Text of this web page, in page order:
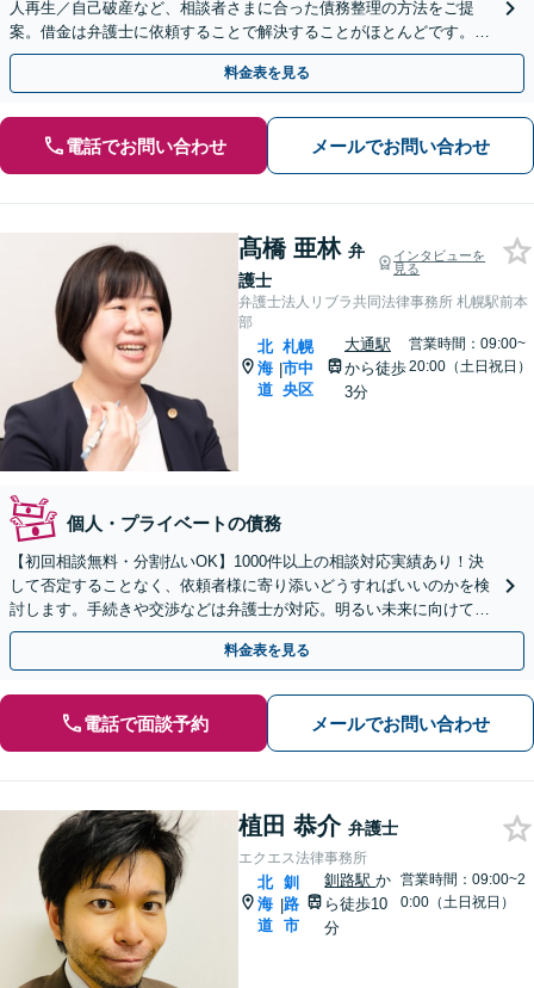
人再生／自己破産など、相談者さまに合った債務整理の方法をご提
案。借金は弁護士に依頼することで解決することがほとんどです。ぜ
ひお早めにご相談ください。【初回相談無料】
料金表を見る
電話でお問い合わせ メールでお問い合わせ
髙橋 亜林 弁
護士
インタビューを
見る
弁護士法人リブラ共同法律事務所 札幌駅前本
部
北
海
道
|
札幌
市中
央区
大通駅
から徒歩
3分
営業時間：09:00~
20:00（土日祝日）
個人・プライベートの債務
【初回相談無料・分割払いOK】1000件以上の相談対応実績あり！決
して否定することなく、依頼者様に寄り添いどうすればいいのかを検
討します。手続きや交渉などは弁護士が対応。明るい未来に向けて一
緒に頑張りましょう【休日・夜間相談可】【完全個室】
料金表を見る
電話で面談予約 メールでお問い合わせ
植田 恭介 弁護士
エクエス法律事務所
北
海
道
|
釧
路
市
釧路駅か
ら徒歩10
分
営業時間：09:00~2
0:00（土日祝日）